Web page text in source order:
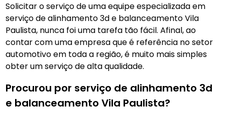
Solicitar o serviço de uma equipe especializada em
serviço de alinhamento 3d e balanceamento Vila
Paulista, nunca foi uma tarefa tão fácil. Afinal, ao
contar com uma empresa que é referência no setor
automotivo em toda a região, é muito mais simples
obter um serviço de alta qualidade.
Procurou por serviço de alinhamento 3d
e balanceamento Vila Paulista?